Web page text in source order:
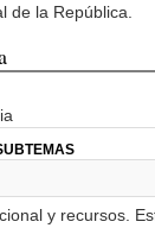
de la República.
y recursos.